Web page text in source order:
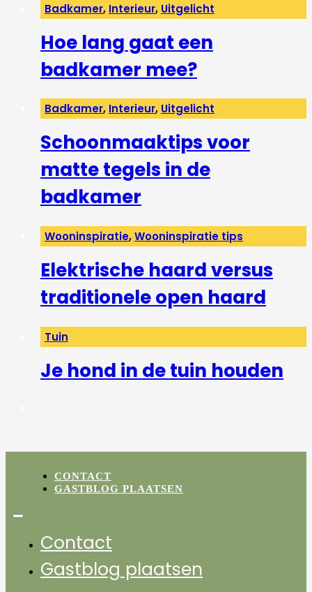
Badkamer, Interieur, Uitgelicht
Hoe lang gaat een
badkamer mee?
Badkamer, Interieur, Uitgelicht
Schoonmaaktips voor
matte tegels in de
badkamer
Wooninspiratie,Wooninspiratie tips
Elektrische haard versus
traditionele open haard
Tuin
Je hond in de tuin houden
CONTACT
GASTBLOG PLAATSEN
Contact
Gastblog plaatsen